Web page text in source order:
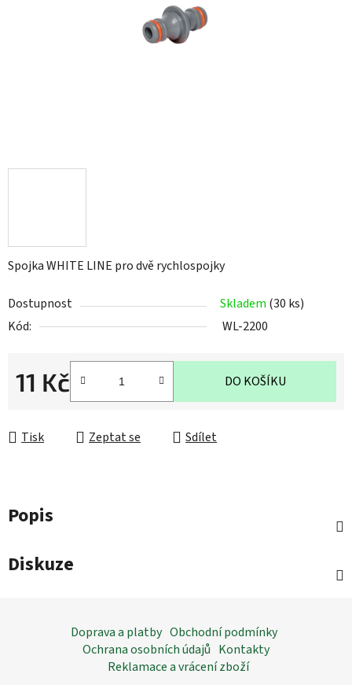
Spojka WHITE LINE pro dvě rychlospojky
Dostupnost Skladem (30 ks)
Kód:
WL-2200
11 Kč
Měrná cena:
DO KOŠÍKU
Tisk Zeptat se Sdílet
Popis
Diskuze
Doprava a platby Obchodní podmínky
Ochrana osobních údajů Kontakty
Reklamace a vrácení zboží